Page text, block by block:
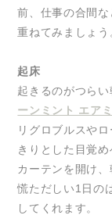
前、仕事の合間
重ねてみましょう
起床
起きるのがつら
ーンミント エア
リグロブルスや
きりとした目覚め
カーテンを開け
慌ただしい1日の
してくれます。